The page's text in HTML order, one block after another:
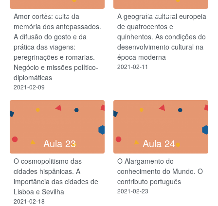
Aula 21
Amor cortês: culto da
memória dos antepassados.
A difusão do gosto e da
prática das viagens:
peregrinações e romarias.
Negócio e missões político-
diplomáticas
2021-02-09
Aula 22
A geografia cultural europeia
de quatrocentos e
quinhentos. As condições do
desenvolvimento cultural na
época moderna
2021-02-11
Aula 23
O cosmopolitismo das
cidades hispânicas. A
importância das cidades de
Lisboa e Sevilha
2021-02-18
Aula 24
O Alargamento do
conhecimento do Mundo. O
contributo português
2021-02-23